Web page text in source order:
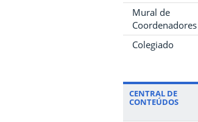
Mural de
Coordenadores
Colegiado
CENTRAL DE
CONTEÚDOS